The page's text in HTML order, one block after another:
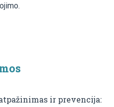
ir prevencija: